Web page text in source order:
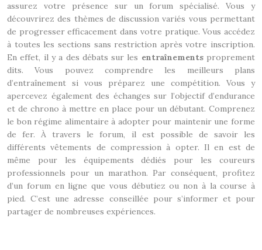
assurez votre présence sur un forum spécialisé. Vous y
découvrirez des thèmes de discussion variés vous permettant
de progresser efficacement dans votre pratique. Vous accédez
à toutes les sections sans restriction après votre inscription.
En effet, il y a des débats sur les entraînementsproprement
dits. Vous pouvez comprendre les meilleurs plans
d’entraînement si vous préparez une compétition. Vous y
apercevez également des échanges sur l’objectif d’endurance
et de chrono à mettre en place pour un débutant. Comprenez
le bon régime alimentaire à adopter pour maintenir une forme
de fer. À travers le forum, il est possible de savoir les
différents vêtements de compression à opter. Il en est de
même pour les équipements dédiés pour les coureurs
professionnels pour un marathon. Par conséquent, profitez
d’un forum en ligne que vous débutiez ou non à la course à
pied. C’est une adresse conseillée pour s’informer et pour
partager de nombreuses expériences.